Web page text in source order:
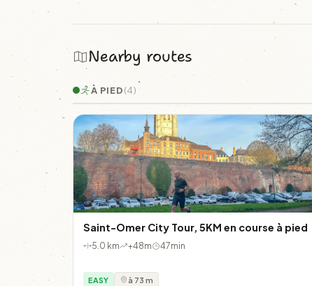
Nearby routes
À PIED(4)
Saint-Omer City Tour, 5KM en course à pied
5.0 km +48m 47min
EASY à 73 m